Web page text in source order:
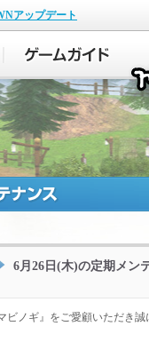
アップデート
6月26日(木)の定期メン
ビノギ』をご愛顧いただき